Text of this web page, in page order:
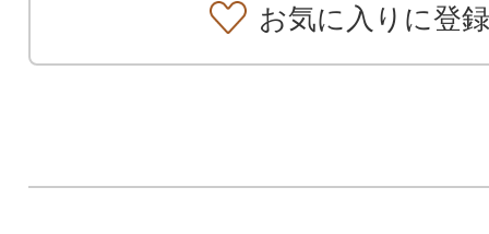
お気に入りに登録